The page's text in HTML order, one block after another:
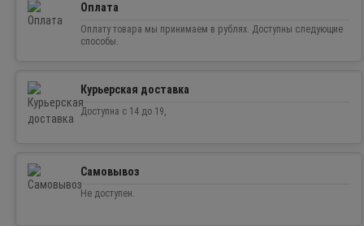
Оплата
Оплату товара мы принимаем в рублях. Доступны следующие
способы.
Курьерская доставка
Доступна с 14 до 19,
Самовывоз
Не доступен.